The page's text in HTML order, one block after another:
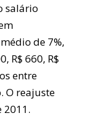
salário
de 7%,
R$ 660, R$
entre
O reajuste
2011.